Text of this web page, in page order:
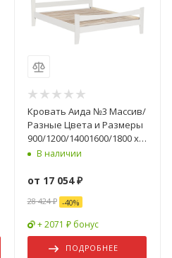
Кровать Аида №3 Массив/
Разные Цвета и Размеры
900/1200/14001600/1800 х
2000 мм
В наличии
от 17 054 ₽
28 424 ₽ -40%
+ 2071 ₽ бонус
ПОДРОБНЕЕ